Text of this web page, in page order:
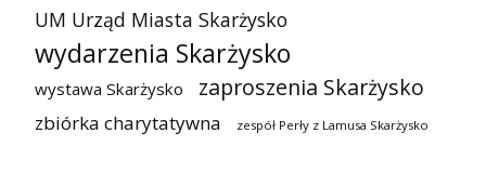
UM Urząd Miasta Skarżysko
wydarzenia Skarżysko
wystawa Skarżysko zaproszenia Skarżysko
zbiórka charytatywna zespół Perły z Lamusa Skarżysko